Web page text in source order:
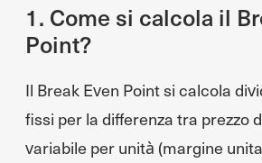
1. Come si calcola il
Point?
Il Break Even Point si calcola
fissi per la differenza tra prezzo
variabile per unità (margine